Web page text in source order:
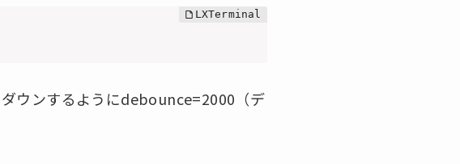
ウンするようにdebounce=2000（デ